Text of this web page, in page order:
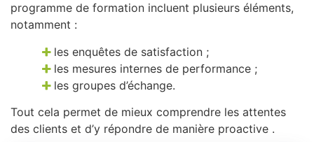
programme de formation incluent plusieurs éléments,
notamment :
les enquêtes de satisfaction ;
les mesures internes de performance ;
les groupes d’échange.
Tout cela permet de mieux comprendre les attentes
des clients et d’y répondre de manière proactive .